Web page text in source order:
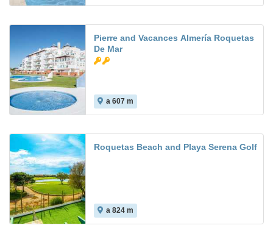
Pierre and Vacances Almería Roquetas
De Mar
a 607 m
Roquetas Beach and Playa Serena Golf
a 824 m